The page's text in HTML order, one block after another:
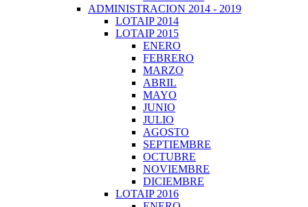
ADMINISTRACION 2014 - 2019
LOTAIP 2014
LOTAIP 2015
ENERO
FEBRERO
MARZO
ABRIL
MAYO
JUNIO
JULIO
AGOSTO
SEPTIEMBRE
OCTUBRE
NOVIEMBRE
DICIEMBRE
LOTAIP 2016